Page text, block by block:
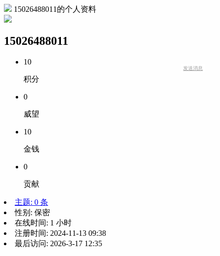
15026488011的个人资料
15026488011
发送消息
10
积分
0
威望
10
金钱
0
贡献
主题: 0 条
性别: 保密
在线时间: 1 小时
注册时间: 2024-11-13 09:38
最后访问: 2026-3-17 12:35